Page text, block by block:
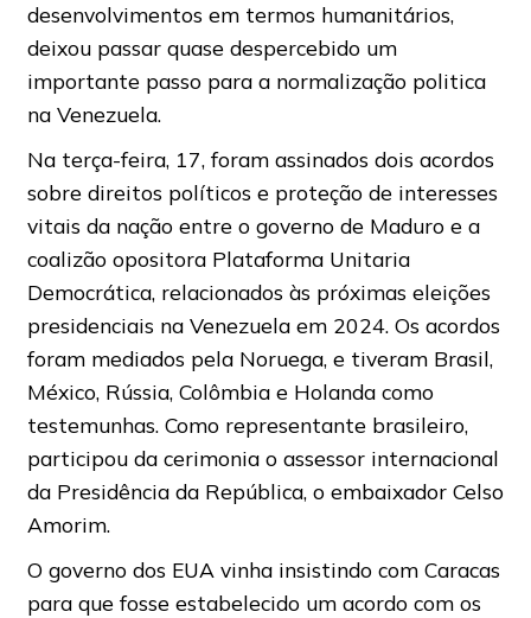
desenvolvimentos em termos humanitários,
deixou passar quase despercebido um
importante passo para a normalização politica
na Venezuela.
Na terça-feira, 17, foram assinados dois acordos
sobre direitos políticos e proteção de interesses
vitais da nação entre o governo de Maduro e a
coalizão opositora Plataforma Unitaria
Democrática, relacionados às próximas eleições
presidenciais na Venezuela em 2024. Os acordos
foram mediados pela Noruega, e tiveram Brasil,
México, Rússia, Colômbia e Holanda como
testemunhas. Como representante brasileiro,
participou da cerimonia o assessor internacional
da Presidência da República, o embaixador Celso
Amorim.
O governo dos EUA vinha insistindo com Caracas
para que fosse estabelecido um acordo com os